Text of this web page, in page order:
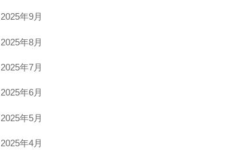
2025年9月
2025年8月
2025年7月
2025年6月
2025年5月
2025年4月